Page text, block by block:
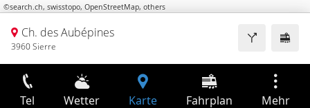
©search.ch, swisstopo, OpenStreetMap, others
Ch. des Aubépines
3960 Sierre
Tel Wetter Karte Fahrplan Mehr